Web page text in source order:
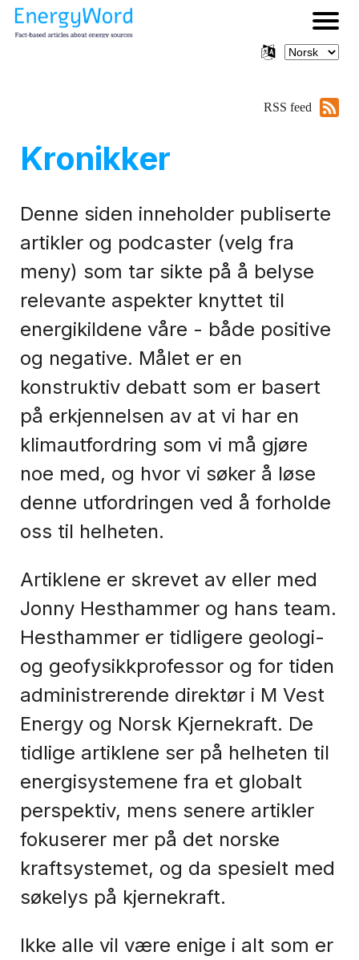
RSS feed
Kronikker
Denne siden inneholder publiserte
artikler og podcaster (velg fra
meny) som tar sikte på å belyse
relevante aspekter knyttet til
energikildene våre - både positive
og negative. Målet er en
konstruktiv debatt som er basert
på erkjennelsen av at vi har en
klimautfordring som vi må gjøre
noe med, og hvor vi søker å løse
denne utfordringen ved å forholde
oss til helheten.
Artiklene er skrevet av eller med
Jonny Hesthammer og hans team.
Hesthammer er tidligere geologi-
og geofysikkprofessor og for tiden
administrerende direktør i M Vest
Energy og Norsk Kjernekraft. De
tidlige artiklene ser på helheten til
energisystemene fra et globalt
perspektiv, mens senere artikler
fokuserer mer på det norske
kraftsystemet, og da spesielt med
søkelys på kjernekraft.
Ikke alle vil være enige i alt som er